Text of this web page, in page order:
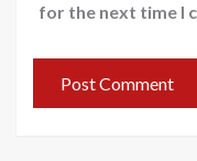
for the next time I